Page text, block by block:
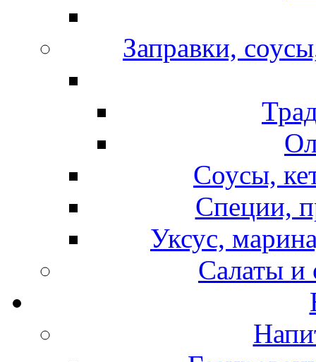
Заправки,
Соусы,
Специи,
Уксус,
Салаты и